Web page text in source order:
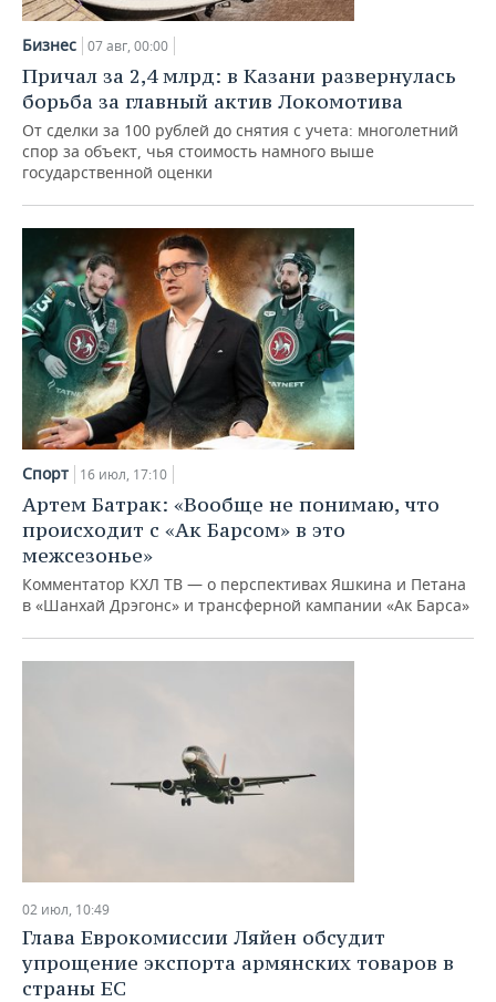
НЕФТЕХИМИЯ
НЕФТЬ
ОПК
ЭНЕРГЕТИКА
РОЗНИЧНАЯ ТОРГОВЛЯ
ТРАНСПОРТ
УСЛУГИ
НОВОСТИ ТЕХНОЛОГИЙ
IT
МЕДИА
МЕРОПРИЯТИЯ
НОВОСТИ МЕРОПРИЯТИЙ
ВЫЕЗДНАЯ РЕДАКЦИЯ
ONLINE-КОНФЕРЕНЦИИ
ОТКРЫТАЯ ЛЕКЦИЯ
СПОРТ
НОВОСТИ СПОРТА
ХОККЕЙ
БАСКЕТБОЛ
ВОЛЕЙБОЛ
КИБЕРСПОРТ
ФИГУРНОЕ КАТАНИЕ
ВОДНЫЕ ВИДЫ СПОРТА
ХОККЕЙ С МЯЧОМ
ОБЩЕСТВО
ВЛАСТЬ
ИНФРАСТРУКТУРА
ИСТОРИЯ
КУЛЬТУРА
МЕДИЦИНА
ОБРАЗОВАНИЕ
ПРОИСШЕСТВИЯ
СЮЖЕТЫ
СПРАВОЧНИК
СПИСОК ПЕРСОН
СПИСОК КОМПАНИЙ
ПОЛНАЯ ВЕРСИЯ
Бизнес 07 авг, 00:00
Причал за 2,4 млрд: в Казани развернулась
борьба за главный актив Локомотива
От сделки за 100 рублей до снятия с учета: многолетний
спор за объект, чья стоимость намного выше
государственной оценки
Спорт 16 июл, 17:10
Артем Батрак: «Вообще не понимаю, что
происходит с «Ак Барсом» в это
межсезонье»
Комментатор КХЛ ТВ — о перспективах Яшкина и Петана
в «Шанхай Дрэгонс» и трансферной кампании «Ак Барса»
02 июл, 10:49
Глава Еврокомиссии Ляйен обсудит
упрощение экспорта армянских товаров в
страны ЕС